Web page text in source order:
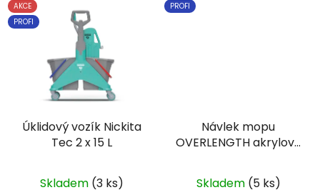
AKCE
PROFI
Úklidový vozík Nickita
Tec 2 x 15 L
Skladem (3 ks)
PROFI
Návlek mopu
OVERLENGTH akrylový
Skladem (5 ks)